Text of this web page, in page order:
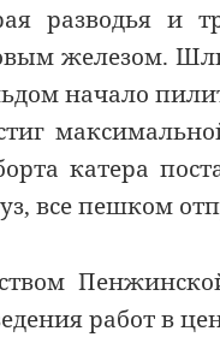
разводья и
железом.
начало
катера
все пешком
работ в